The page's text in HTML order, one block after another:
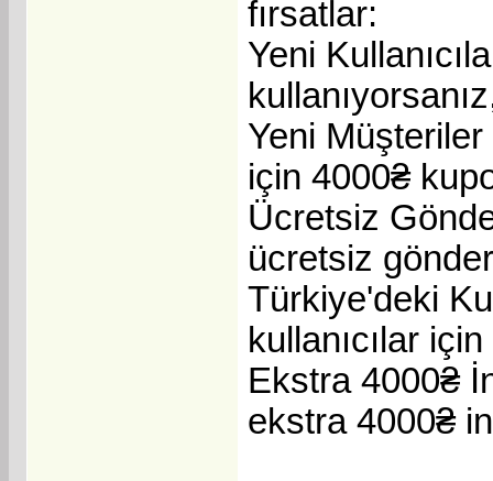
fırsatlar:
Yeni
Yeni
için 4000₴
Ücretsiz
ücretsiz
Türkiye'deki
kullanıcılar
Ekstra 4000₴
ekstra 4000₴